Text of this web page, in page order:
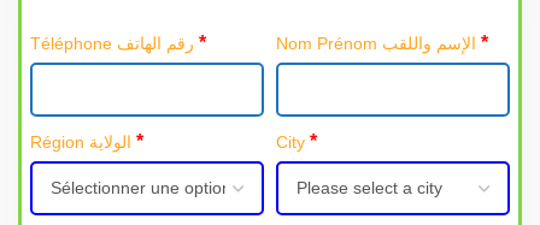
Téléphone رقم الهاتف* *
Région الولاية* City *